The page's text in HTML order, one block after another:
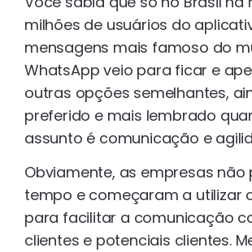
milhões de usuários do
mensagens mais famoso do
WhatsApp veio para ficar e
outras opções semelhantes,
preferido e mais lembrado
assunto é comunicação e
Obviamente, as empresas não
tempo e começaram a utilizar
para facilitar a comunicação
clientes e potenciais clientes.